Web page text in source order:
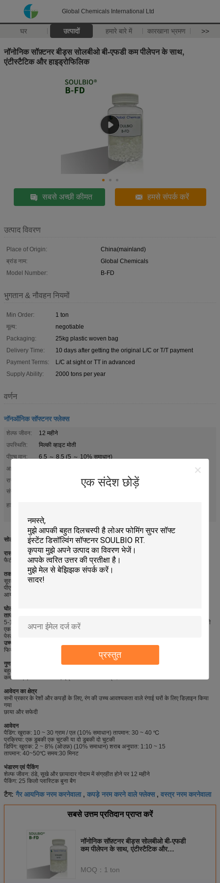
Global Chemicals International Ltd
घर उत्पादों हमारे बारे में कारखाना भ्रमण >>
एक संदेश छोड़ें
प्रस्तुत
नॉनोनिक सॉफ़्टनर बीड्स सोलबीओ बी-एफडी कम पीलेपन के साथ,
एंटीस्टैटिक और हाइड्रोफिलिक
सबसे अच्छी कीमत हमसे संपर्क करें
उत्पाद विवरण
Place of Origin:
China(mainland)
ब्रांड नाम:
Global Chemicals
Model Number:
B-FD
भुगतान & नौवहन नियमों
Min Order:
1 ton
मूल्य:
negotiable
Packaging:
25kg plastic woven bag
Delivery Time:
10 days after getting the original L/C or T/T payment
Payment Terms:
L/C at sight or TT in advanced
Supply Ability:
2000 tons per year
वर्णन
नॉनऑनिक सॉफ्टनर फ्लेक्स
शेल्फ जीवन:
12 महीने
उपस्थिति:
मिल्की व्हाइट मोती
पीएच मान:
6.5 ～ 8.5 (5 ～ 10% समाधान)
आयनता:
रासायनिक
संरचना:
फैटी एसिड और पॉलीओल यौगिक
हाई लाइट:
सोलबियो बी-एफडी (नॉनऑनिक सॉफ़्नर बीड्स)
रासायनिक संरचना
फैटी एसिड और पॉलीओल यौगिक
तकनीकी विशिष्टता
सूरत: दूधिया सफेद मोती
पीएच मान: 6.5 ~ 8.5 (5 ~ 10% समाधान)
आयनिकता: गैर-आयनिक
घोलने की विधि
तापमान में वृद्धि:
5-10%, हिलाएं और 70~75℃ तक गर्म करें और 30~60 मिनट तक फिर से हिलाएं जब तक कि मोती
एक समान न हो जाएं
पेस्ट करें, फिर ठंडा होने दें।
उच्च तापमान:
फिर से 30-60 मिनट के लिए जब तक कि मोती एक समान पेस्ट न बन जाएं, फिर ठंडा होने दें।
गुण
बहुत नरम और पूर्ण हाथ का एहसास प्रदान करें
कम पीला, एंटीस्टैटिक और हाइड्रोफिलिक विशेषता प्रदान करें
आवेदन का क्षेत्र
सभी प्रकार के रेशों और कपड़ों के लिए, रंग की उच्च आवश्यकता वाले रंगाई घरों के लिए डिज़ाइन किया
गया
छाया और सफेदी
आवेदन
पैडिंग: खुराक: 10 ~ 30 ग्राम / एल (10% समाधान) तापमान: 30 ~ 40 ℃
प्रक्रिया: एक डुबकी एक चुटकी या दो डुबकी दो चुटकी
डिपिंग: खुराक: 2 ~ 8% (ओउफ़) (10% समाधान) शराब अनुपात: 1:10 ~ 15
तापमान: 40~50℃ समय:30 मिनट
भंडारण एवं पैकिंग
शेल्फ जीवन: ठंडे, सूखे और छायादार गोदाम में संग्रहीत होने पर 12 महीने
पैकिंग: 25 किलो प्लास्टिक बुना बैग
टैग: गैर आयनिक नरम करनेवाला, कपड़े नरम करने वाले फ्लेक्स, वस्त्र नरम करनेवाला
सबसे उत्तम प्रतिदान प्राप्त करें
नॉनोनिक सॉफ़्टनर बीड्स सोलबीओ बी-एफडी
कम पीलेपन के साथ, एंटीस्टैटिक और
MOQ： 1 ton